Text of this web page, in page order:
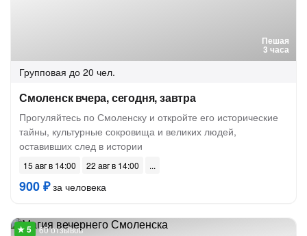
Пешая
3 часа
Групповая до 20 чел.
Смоленск вчера, сегодня, завтра
Прогуляйтесь по Смоленску и откройте его исторические
тайны, культурные сокровища и великих людей,
оставивших след в истории
15 авг в 14:00 22 авг в 14:00
900 ₽за человека
60 отзывов